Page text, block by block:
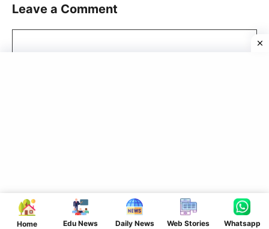
Home Edu News Daily News Web Stories Whatsapp
Leave a Comment
Website